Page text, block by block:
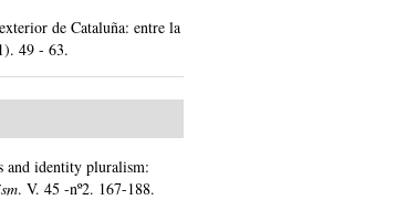
de Cataluña: entre la
49 - 63.
and identity pluralism:
.V. 45 -nº2. 167-188.